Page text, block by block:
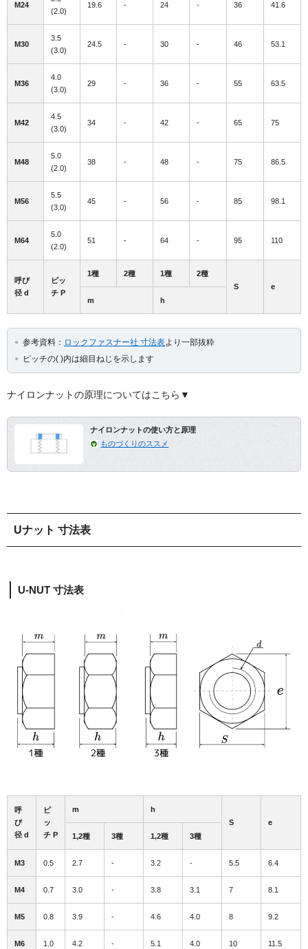
M24
(2.0)
19.6 - 24 - 36 41.6
M30
3.5
(3.0)
24.5 - 30 - 46 53.1
M36
4.0
(3.0)
29 - 36 - 55 63.5
M42
4.5
(3.0)
34 - 42 - 65 75
M48
5.0
(2.0)
38 - 48 - 75 86.5
M56
5.5
(3.0)
45 - 56 - 85 98.1
M64
5.0
(2.0)
51 - 64 - 95 110
呼び
径 d
ピッ
チ P
1種 2種 1種
2種
S
e
m
h
参考資料： ロックファスナー社 寸法表より一部抜粋
ピッチの( )内は細目ねじを示します
ナイロンナットの原理についてはこちら▼
ナイロンナットの使い方と原理
ものづくりのススメ
Uナット 寸法表
U-NUT 寸法表
呼
び
径 d
ピ
ッ
チ P
m
h
S
e
1,2種
3種 1,2種 3種
M3 0.5 2.7 - 3.2 - 5.5 6.4
M4 0.7 3.0 - 3.8 3.1 7 8.1
M5 0.8 3.9 - 4.6 4.0 8 9.2
M6 1.0 4.2 - 5.1 4.0 10 11.5